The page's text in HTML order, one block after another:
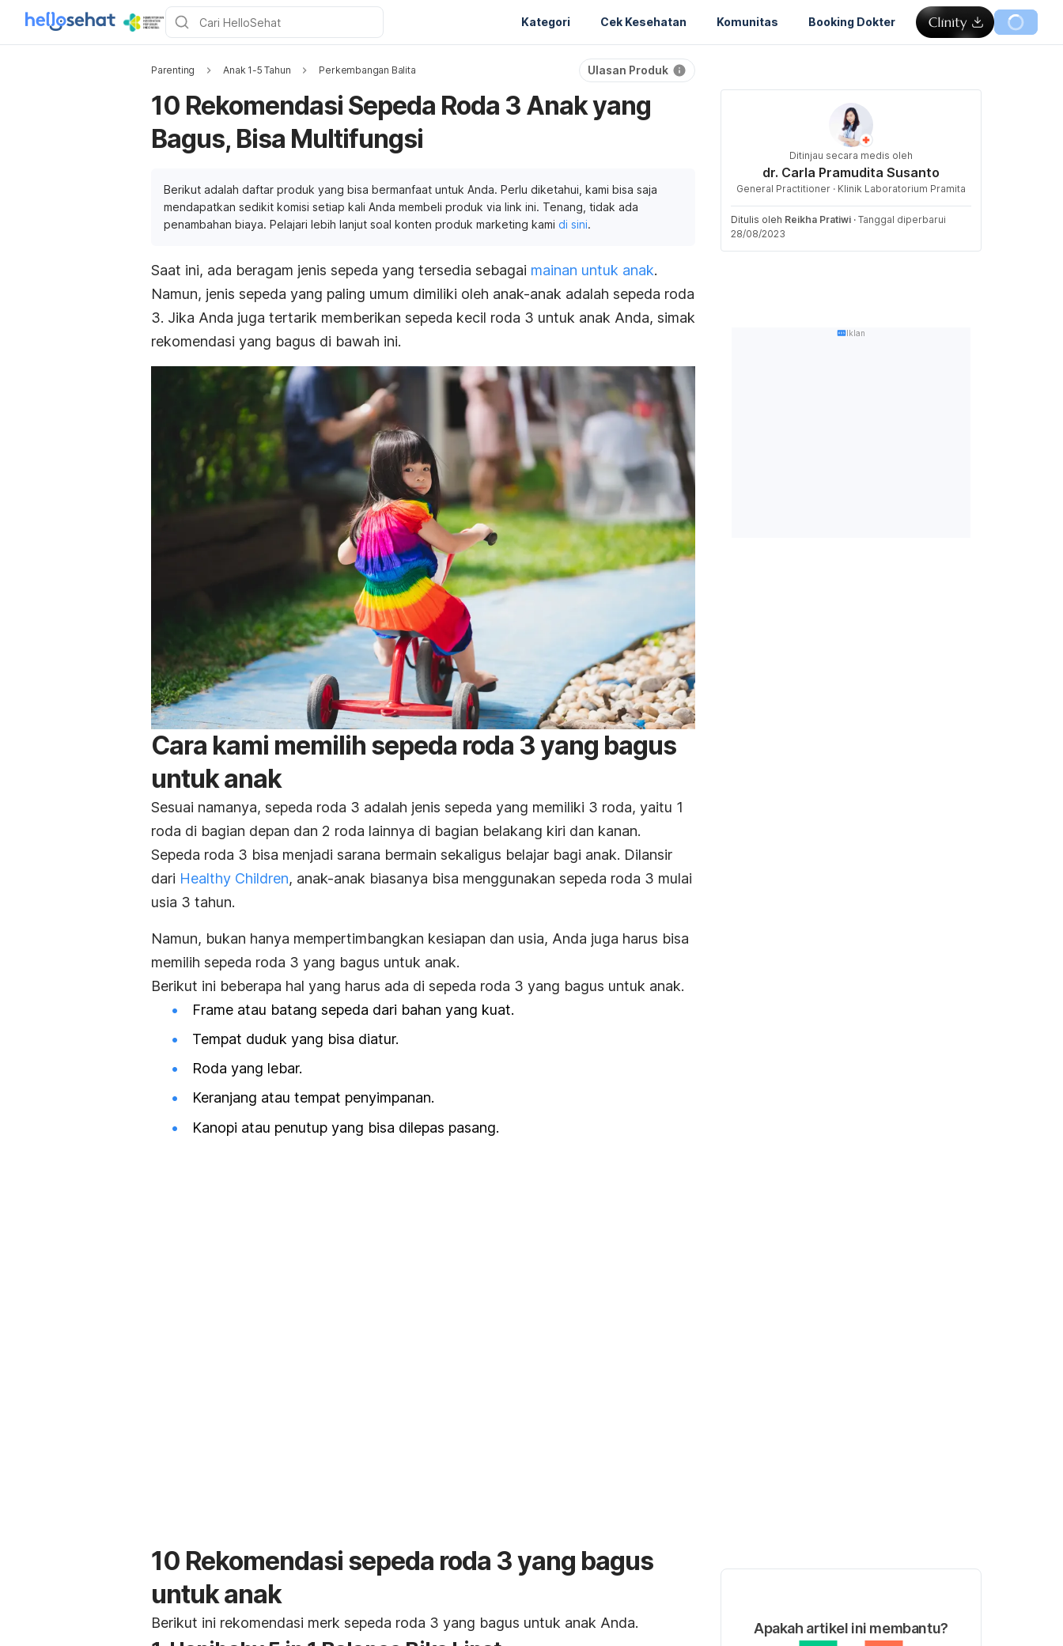
Kategori Cek Kesehatan Komunitas Booking Dokter
Parenting Anak 1-5 Tahun Perkembangan Balita Ulasan Produk
10 Rekomendasi Sepeda Roda 3 Anak yang
Bagus, Bisa Multifungsi
Berikut adalah daftar produk yang bisa bermanfaat untuk Anda. Perlu diketahui, kami bisa saja
mendapatkan sedikit komisi setiap kali Anda membeli produk via link ini. Tenang, tidak ada
penambahan biaya. Pelajari lebih lanjut soal konten produk marketing kami di sini.
Saat ini, ada beragam jenis sepeda yang tersedia sebagai mainan untuk anak.
Namun, jenis sepeda yang paling umum dimiliki oleh anak-anak adalah sepeda roda
3. Jika Anda juga tertarik memberikan sepeda kecil roda 3 untuk anak Anda, simak
rekomendasi yang bagus di bawah ini.
Cara kami memilih sepeda roda 3 yang bagus
untuk anak
Sesuai namanya, sepeda roda 3 adalah jenis sepeda yang memiliki 3 roda, yaitu 1
roda di bagian depan dan 2 roda lainnya di bagian belakang kiri dan kanan.
Sepeda roda 3 bisa menjadi sarana bermain sekaligus belajar bagi anak. Dilansir
dari Healthy Children, anak-anak biasanya bisa menggunakan sepeda roda 3 mulai
usia 3 tahun.
Namun, bukan hanya mempertimbangkan kesiapan dan usia, Anda juga harus bisa
memilih sepeda roda 3 yang bagus untuk anak.
Berikut ini beberapa hal yang harus ada di sepeda roda 3 yang bagus untuk anak.
Frame atau batang sepeda dari bahan yang kuat.
Tempat duduk yang bisa diatur.
Roda yang lebar.
Keranjang atau tempat penyimpanan.
Kanopi atau penutup yang bisa dilepas pasang.
10 Rekomendasi sepeda roda 3 yang bagus
untuk anak
Berikut ini rekomendasi merk sepeda roda 3 yang bagus untuk anak Anda.
Ditinjau secara medis oleh
dr. Carla Pramudita Susanto
General Practitioner · Klinik Laboratorium Pramita
Ditulis oleh Reikha Pratiwi · Tanggal diperbarui
28/08/2023
Iklan
Apakah artikel ini membantu?